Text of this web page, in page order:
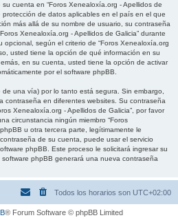
cuenta en “Foros Xenealoxía.org - Apellidos de
protección de datos aplicables en el país en el que
más allá de su nombre de usuario, su contraseña
Xenealoxía.org - Apellidos de Galicia” durante
opcional, según el criterio de “Foros Xenealoxía.org
usted tiene la opción de qué información en su
en su cuenta, usted tiene la opción de activar
por el software phpBB.
una vía) por lo tanto está segura. Sin embargo,
contraseña en diferentes websites. Su contraseña
Xenealoxía.org - Apellidos de Galicia”, por favor
circunstancia ningún miembro “Foros
u otra tercera parte, legítimamente le
de su cuenta, puede usar el servicio
phpBB. Este proceso le solicitará ingresar su
phpBB generará una nueva contraseña
Todos los horarios son UTC+02:00
® Forum Software © phpBB Limited